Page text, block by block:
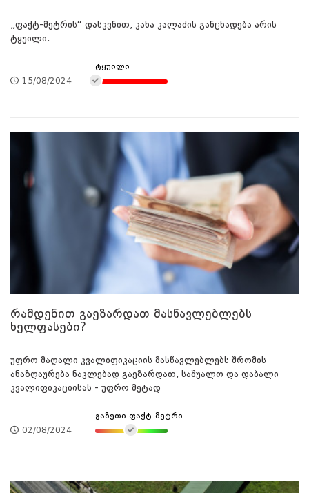
„ფაქტ-მეტრის“ დასკვნით, კახა კალაძის განცხადება არის
ტყუილი.
15/08/2024
ტყუილი
რამდენით გაეზარდათ მასწავლებლებს
ხელფასები?
უფრო მაღალი კვალიფიკაციის მასწავლებლებს შრომის
ანაზღაურება ნაკლებად გაეზარდათ, საშუალო და დაბალი
კვალიფიკაციისას - უფრო მეტად
02/08/2024
გაზეთი ფაქტ-მეტრი